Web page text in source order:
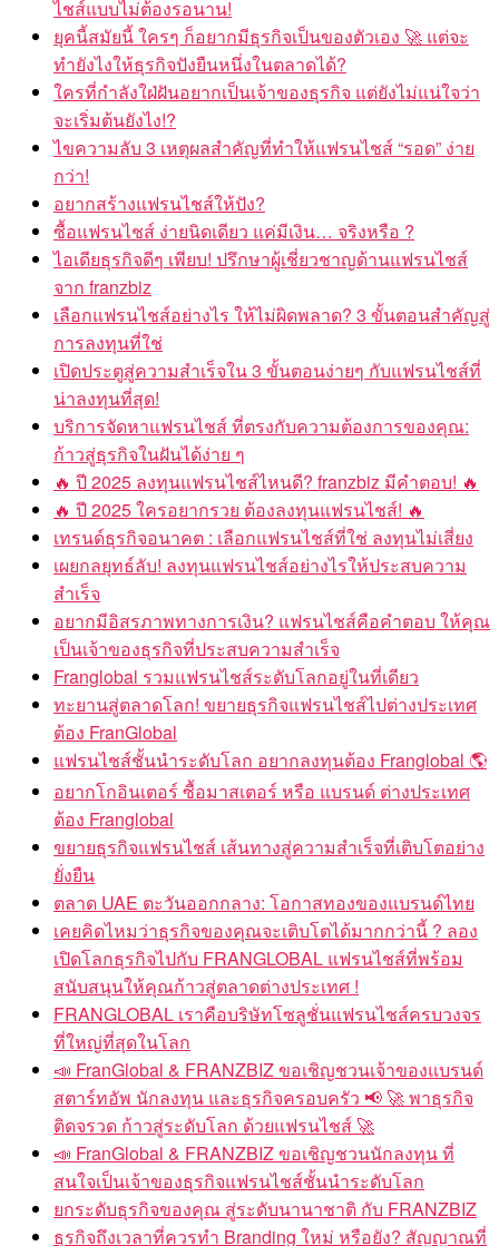
ไชส์แบบไม่ต้องรอนาน!
ยุคนี้สมัยนี้ ใครๆ ก็อยากมีธุรกิจเป็นของตัวเอง 🚀 แต่จะ
ทำยังไงให้ธุรกิจปังยืนหนึ่งในตลาดได้?
ใครที่กำลังใฝ่ฝันอยากเป็นเจ้าของธุรกิจ แต่ยังไม่แน่ใจว่า
จะเริ่มต้นยังไง!?
ไขความลับ 3 เหตุผลสำคัญที่ทำให้แฟรนไชส์ “รอด” ง่าย
กว่า!
อยากสร้างแฟรนไชส์ให้ปัง?
ซื้อแฟรนไชส์ ง่ายนิดเดียว แค่มีเงิน… จริงหรือ ?
ไอเดียธุรกิจดีๆ เพียบ! ปรึกษาผู้เชี่ยวชาญด้านแฟรนไชส์
จาก franzbiz
เลือกแฟรนไชส์อย่างไร ให้ไม่ผิดพลาด? 3 ขั้นตอนสำคัญสู่
การลงทุนที่ใช่
เปิดประตูสู่ความสำเร็จใน 3 ขั้นตอนง่ายๆ กับแฟรนไชส์ที่
น่าลงทุนที่สุด!
บริการจัดหาแฟรนไชส์ ที่ตรงกับความต้องการของคุณ:
ก้าวสู่ธุรกิจในฝันได้ง่าย ๆ
🔥 ปี 2025 ลงทุนแฟรนไชส์ไหนดี? franzbiz มีคำตอบ! 🔥
🔥 ปี 2025 ใครอยากรวย ต้องลงทุนแฟรนไชส์! 🔥
เทรนด์ธุรกิจอนาคต : เลือกแฟรนไชส์ที่ใช่ ลงทุนไม่เสี่ยง
เผยกลยุทธ์ลับ! ลงทุนแฟรนไชส์อย่างไรให้ประสบความ
สำเร็จ
อยากมีอิสรภาพทางการเงิน? แฟรนไชส์คือคำตอบ ให้คุณ
เป็นเจ้าของธุรกิจที่ประสบความสำเร็จ
Franglobal รวมแฟรนไชส์ระดับโลกอยู่ในที่เดียว
ทะยานสู่ตลาดโลก! ขยายธุรกิจแฟรนไชส์ไปต่างประเทศ
ต้อง FranGlobal
แฟรนไชส์ชั้นนำระดับโลก อยากลงทุนต้อง Franglobal 🌎
อยากโกอินเตอร์ ซื้อมาสเตอร์ หรือ แบรนด์ ต่างประเทศ
ต้อง Franglobal
ขยายธุรกิจแฟรนไชส์ เส้นทางสู่ความสำเร็จที่เติบโตอย่าง
ยั่งยืน
ตลาด UAE ตะวันออกกลาง: โอกาสทองของแบรนด์ไทย
เคยคิดไหมว่าธุรกิจของคุณจะเติบโตได้มากกว่านี้ ? ลอง
เปิดโลกธุรกิจไปกับ FRANGLOBAL แฟรนไชส์ที่พร้อม
สนับสนุนให้คุณก้าวสู่ตลาดต่างประเทศ !
FRANGLOBAL เราคือบริษัทโซลูชั่นแฟรนไชส์ครบวงจร
ที่ใหญ่ที่สุดในโลก
📣 FranGlobal & FRANZBIZ ขอเชิญชวนเจ้าของแบรนด์
สตาร์ทอัพ นักลงทุน และธุรกิจครอบครัว 📢 🚀 พาธุรกิจ
ติดจรวด ก้าวสู่ระดับโลก ด้วยแฟรนไชส์ 🚀
📣 FranGlobal & FRANZBIZ ขอเชิญชวนนักลงทุน ที่
สนใจเป็นเจ้าของธุรกิจแฟรนไชส์ชั้นนำระดับโลก
ยกระดับธุรกิจของคุณ สู่ระดับนานาชาติ กับ FRANZBIZ
ธุรกิจถึงเวลาที่ควรทำ Branding ใหม่ หรือยัง? สัญญาณที่